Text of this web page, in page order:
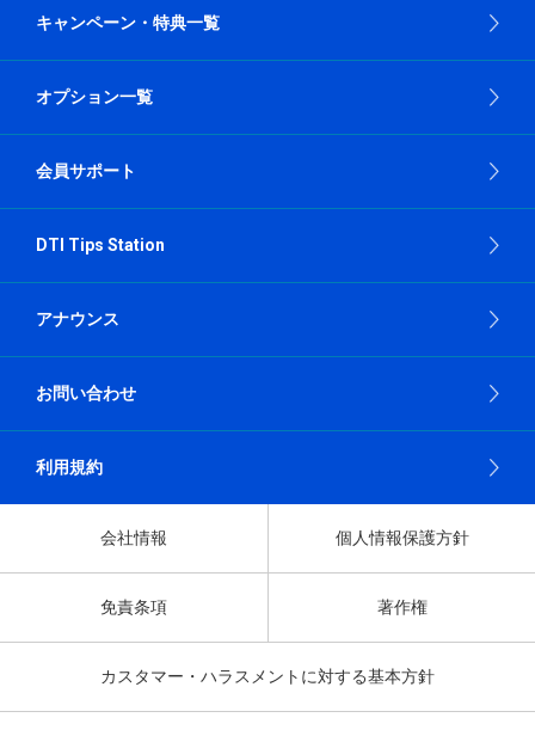
キャンペーン・特典一覧
オプション一覧
会員サポート
DTI Tips Station
アナウンス
お問い合わせ
利用規約
会社情報 個人情報保護方針
カスタマー・ハラスメントに対する基本方針
免責条項 著作権